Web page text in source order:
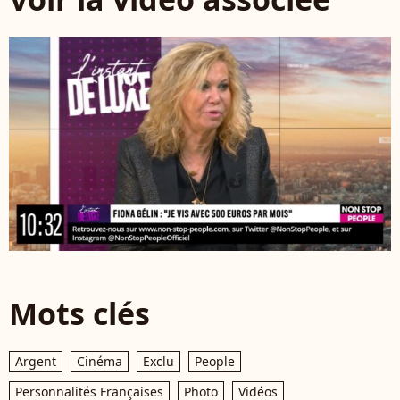
Mots clés
Argent Cinéma Exclu
People
Personnalités Françaises
Photo Vidéos